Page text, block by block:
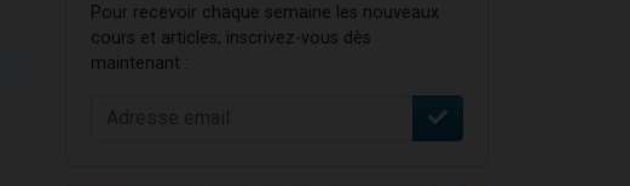
Pour recevoir chaque semaine les nouveaux
cours et articles, inscrivez-vous dès
maintenant :